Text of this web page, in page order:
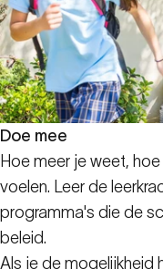
Doe mee
Hoe meer je weet,
voelen. Leer de
programma's die de
beleid.
Als je de mogelijkheid